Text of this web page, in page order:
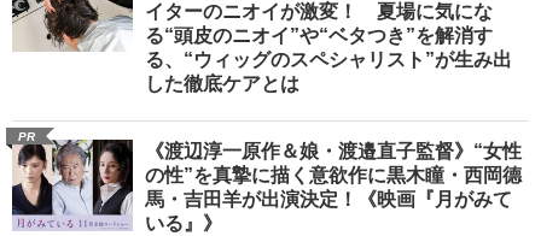
イターのニオイが激変！ 夏場に気にな
る“頭皮のニオイ”や“ベタつき”を解消す
る、“ウィッグのスペシャリスト”が生み出
した徹底ケアとは
PR
《渡辺淳一原作＆娘・渡邉直子監督》“女性
の性”を真摯に描く意欲作に黒木瞳・西岡德
馬・吉田羊が出演決定！《映画『月がみて
いる』》